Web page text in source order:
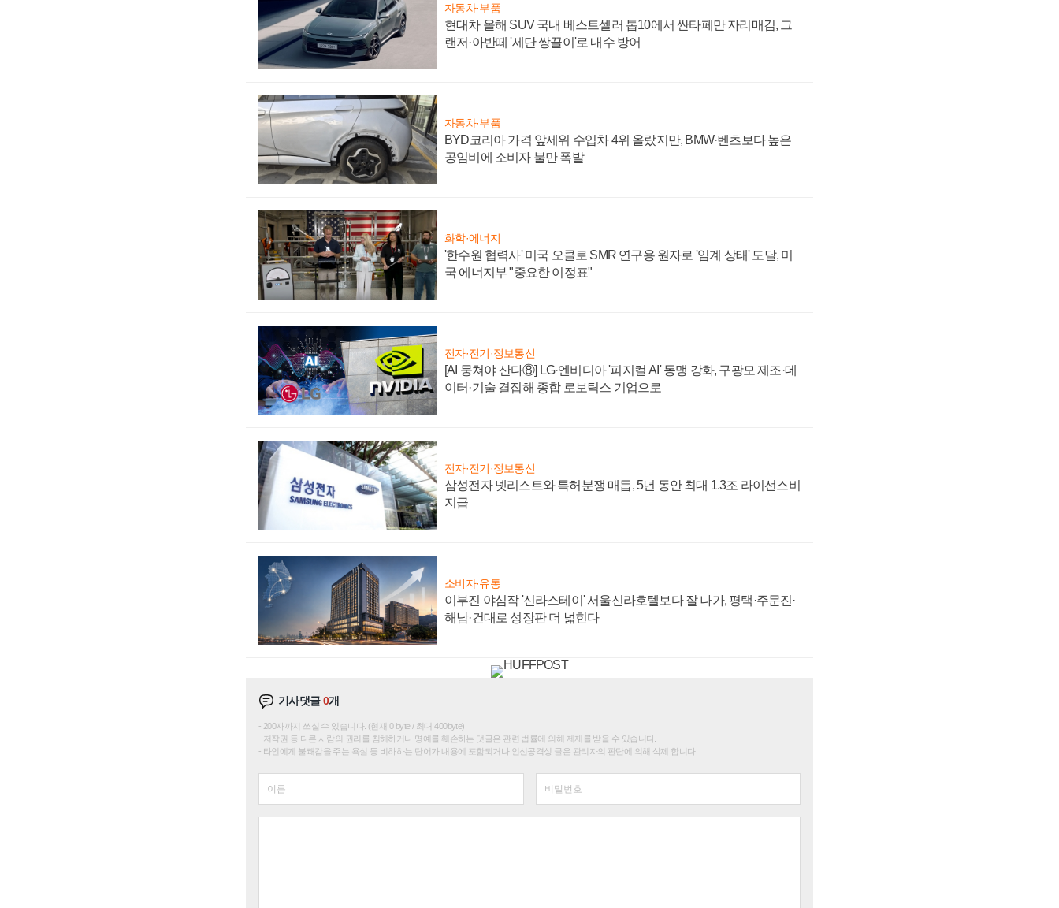
자동차·부품
현대차 올해 SUV 국내 베스트셀러 톱10에서 싼타페만 자리매김, 그
랜저·아반떼 '세단 쌍끌이'로 내수 방어
자동차·부품
BYD코리아 가격 앞세워 수입차 4위 올랐지만, BMW·벤츠보다 높은
공임비에 소비자 불만 폭발
화학·에너지
'한수원 협력사' 미국 오클로 SMR 연구용 원자로 '임계 상태' 도달, 미
국 에너지부 "중요한 이정표"
전자·전기·정보통신
[AI 뭉쳐야 산다⑧] LG·엔비디아 '피지컬 AI' 동맹 강화, 구광모 제조·데
이터·기술 결집해 종합 로보틱스 기업으로
전자·전기·정보통신
삼성전자 넷리스트와 특허분쟁 매듭, 5년 동안 최대 1.3조 라이선스비
지급
소비자·유통
이부진 야심작 '신라스테이' 서울신라호텔보다 잘 나가, 평택·주문진·
해남·건대로 성장판 더 넓힌다
기사댓글0개
200자까지 쓰실 수 있습니다. (현재 0 byte / 최대 400byte)
저작권 등 다른 사람의 권리를 침해하거나 명예를 훼손하는 댓글은 관련 법률에 의해 제재를 받을 수 있습니다.
타인에게 불쾌감을 주는 욕설 등 비하하는 단어가 내용에 포함되거나 인신공격성 글은 관리자의 판단에 의해 삭제 합니다.